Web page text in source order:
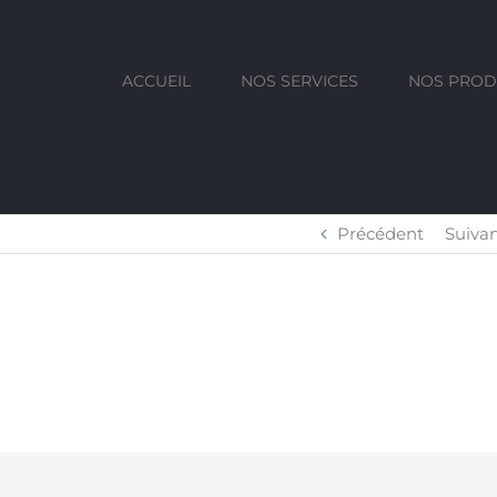
ACCUEIL NOS SERVICES NOS
Précédent